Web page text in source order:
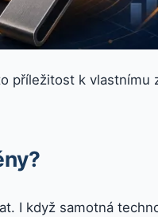
příležitost k vlastnímu
I když samotná